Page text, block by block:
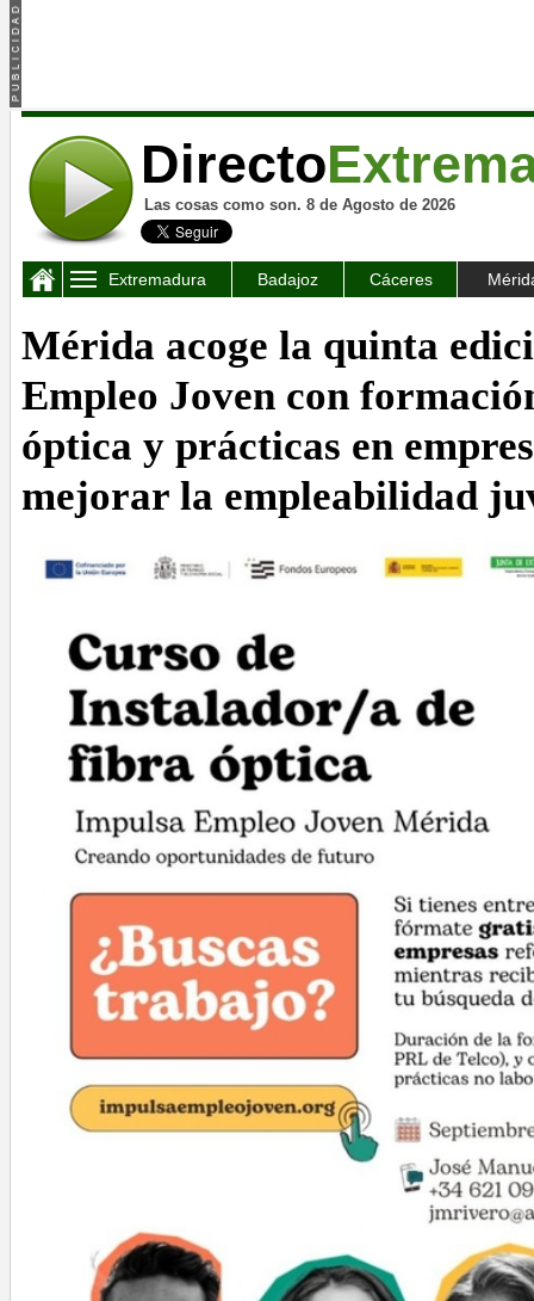
Directo
Las cosas como son. 8 de Agosto de 2026
Extremadura Badajoz Cáceres
Mérida acoge la quinta
Empleo Joven con
óptica y prácticas en
mejorar la empleabilidad